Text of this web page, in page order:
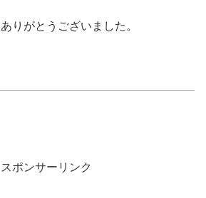
りがとうございました。
スポンサーリンク